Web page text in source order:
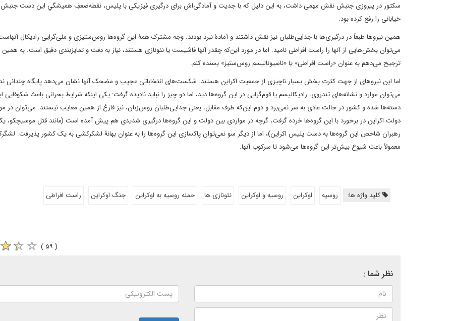
سکتور در پیروزی جنبش نقش مهمی داشت، به این دلیل که با جدیت و آمادگی‌اش برای درگیری فیزیکی با پلیس، نقطه‌ضعفِ همیشگیِ این دست
خیابانی را رفع کرده بود.
همین نیروها طبعاً در درگیری‌ها با جدایی‌طلبان نیز نقش داشتند و آمادۀ نبرد بودند. وجه مشترک همۀ این گروه‌ها روس‌ستیزی و ملی‌گرایی رادیکال
می‌توان بخش‌هایی از آنها را راست افراطی نامید. اما در مورد این‌که چقدر آنها فاشیست یا نئونازی هستند، نیاز به دقت و تمایزبندی دقیق است. به
ترجیح می‌دهم به عنوان «راست افراطی» یا «ناسیونالیسم روس‌ستیز» بسنده کنم.
اما این نیروهای از جهت کثرت بخش بسیار ناچیزی از جمعیت اکراین هستند. شکست‌های انتخاباتی عجیب و مضحک آنها نشان می‌دهد پایگاه چندانی
می‌توان موارد و نشانه‌های تندروی، رادیکالیسم یا قوم‌گرایی در این گروه‌ها دید، اما دو چیز را نباید نادیده گرفت: یکی اینکه شرایط بحرانی باعث شکوفایی
دسته‌ها شده و کشور در حالت عادی به سر نمی‌برد و دوم این‌که طرف مقابل، یعنی جدایی‌طلبان روس‌زبان، نیز فارغ از همین معایب نیستند. می‌توان در
دولت اکراین در برخورد با این گروه‌ها خرده گرفت، گرچه در مواردی بین دولت و این گروه‌ها درگیری شدیدی هم پیش آمده است (مانند قتل موسیچکو،
رهبران شاخص این گروه‌ها به دست پلیس اکراین)، اما از دیگر سو نمی‌توان پاکسازی این گروه‌ها را به عنوان بهانۀ لشکرکشی به یک کشور پذیرفت.
معمولاً باعث شیوع بیش‌تر این گروه‌ها می‌شود تا سرکوب آنها.
کلید واژه ها: روسیه اوکراین روسیه و اوکراین نئونازی ها حمله روسیه به اوکراین جنگ اوکراین راست افراطی
( ۵۹ )
نظر شما :